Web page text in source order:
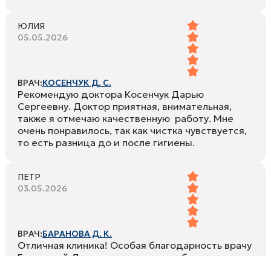
ЮЛИЯ
05.05.2026
ВРАЧ:КОСЕНЧУК Д. С.
Рекомендую доктора Косенчук Дарью
Сергеевну. Доктор приятная, внимательная,
также я отмечаю качественную работу. Мне
очень понравилось, так как чистка чувствуется,
то есть разница до и после гигиены.
ПЕТР
03.05.2026
ВРАЧ:БАРАНОВА Д. К.
Отличная клиника! Особая благодарность врачу